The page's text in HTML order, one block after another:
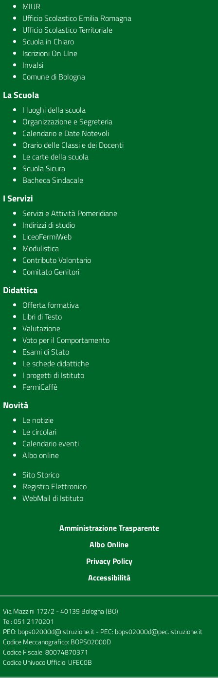
MIUR
Ufficio Scolastico Emilia Romagna
Ufficio Scolastico Territoriale
Scuola in Chiaro
Iscrizioni On LIne
Invalsi
Comune di Bologna
La Scuola
I luoghi della scuola
Organizzazione e Segreteria
Calendario e Date Notevoli
Orario delle Classi e dei Docenti
Le carte della scuola
Scuola Sicura
Bacheca Sindacale
I Servizi
Servizi e Attività Pomeridiane
Indirizzi di studio
LiceoFermiWeb
Modulistica
Contributo Volontario
Comitato Genitori
Didattica
Offerta formativa
Libri di Testo
Valutazione
Voto per il Comportamento
Esami di Stato
Le schede didattiche
I progetti di Istituto
FermiCaffè
Novità
Le notizie
Le circolari
Calendario eventi
Albo online
Sito Storico
Registro Elettronico
WebMail di Istituto
Amministrazione Trasparente
Albo Online
Privacy Policy
Accessibilità
Via Mazzini 172/2 - 40139 Bologna (BO)
Tel:051 2170201
PEO: bops02000d@istruzione.it- PEC: bops02000d@pec.istruzione.it
Codice Meccanografico: BOPS02000D
Codice Fiscale: 80074870371
Codice Univoco Ufficio: UFEC0B